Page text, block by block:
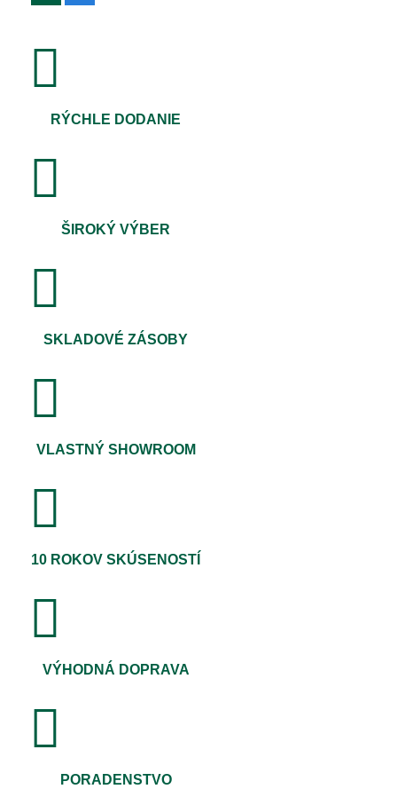
RÝCHLE DODANIE
ŠIROKÝ VÝBER
SKLADOVÉ ZÁSOBY
VLASTNÝ SHOWROOM
10 ROKOV SKÚSENOSTÍ
VÝHODNÁ DOPRAVA
PORADENSTVO